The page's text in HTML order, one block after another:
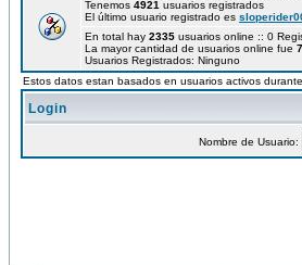
Tenemos 4921 usuarios registrados
El último usuario registrado es
En total hay 2335 usuarios online :: 0
La mayor cantidad de usuarios online fue
Usuarios Registrados: Ninguno
Estos datos estan basados en usuarios activos
Login
Nombre de Usuario: